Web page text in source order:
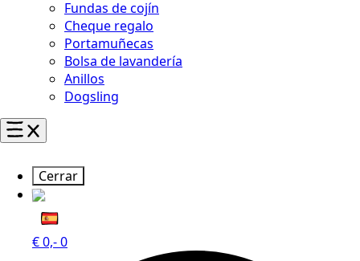
Fundas de cojín
Cheque regalo
Portamuñecas
Bolsa de lavandería
Anillos
Dogsling
Cerrar
€0,-0